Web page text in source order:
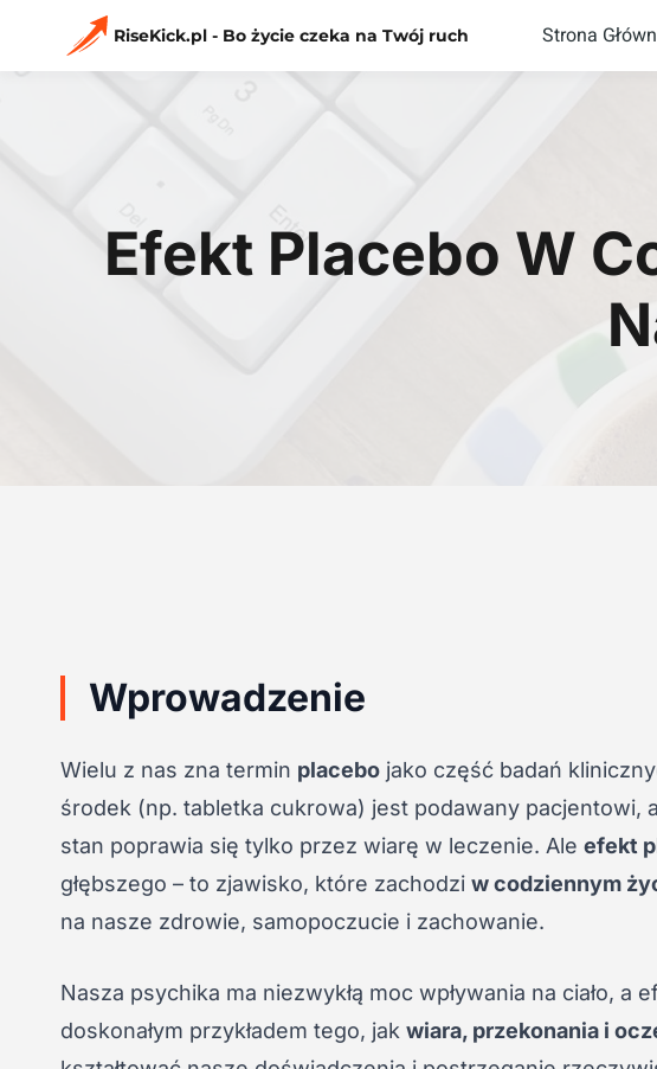
RiseKick.pl - Bo życie czeka na Twój ruch Strona
Efekt Placebo W
Wprowadzenie
Wielu z nas zna termin placebo jako część badań
środek (np. tabletka cukrowa) jest podawany pacjentowi,
stan poprawia się tylko przez wiarę w leczenie. Ale efekt
głębszego – to zjawisko, które zachodzi w codziennym
na nasze zdrowie, samopoczucie i zachowanie.
Nasza psychika ma niezwykłą moc wpływania na ciało, a
doskonałym przykładem tego, jak wiara, przekonania i